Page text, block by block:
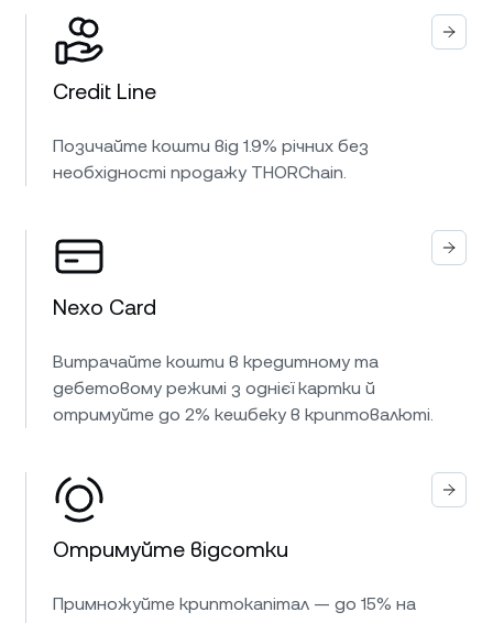
Credit Line
Позичайте кошти від 1.9% річних без
необхідності продажу THORChain.
Nexo Card
Витрачайте кошти в кредитному та
дебетовому режимі з однієї картки й
отримуйте до 2% кешбеку в криптовалюті.
Отримуйте відсотки
Примножуйте криптокапітал — до 15% на